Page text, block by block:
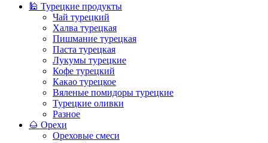
🕌 Турецкие продукты
Чай турецкий
Халва турецкая
Пишмание турецкая
Паста турецкая
Лукумы турецкие
Кофе турецкий
Какао турецкое
Вяленые помидоры турецкие
Турецкие оливки
Разное
🌰 Орехи
Ореховые смеси